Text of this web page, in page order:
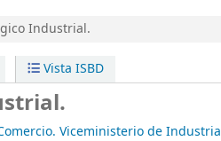
Industrial.
Vista ISBD
Viceministerio de Industria